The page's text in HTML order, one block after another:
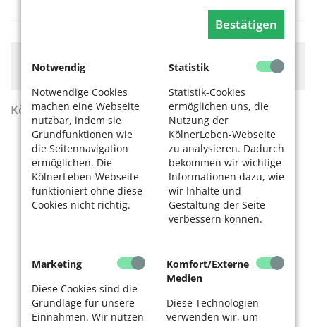
Bestätigen
Notwendig
Notwendige Cookies
machen eine Webseite
nutzbar, indem sie
Grundfunktionen wie
die Seitennavigation
ermöglichen. Die
KölnerLeben-Webseite
funktioniert ohne diese
Cookies nicht richtig.
Statistik
Statistik-Cookies
ermöglichen uns, die
Nutzung der
KölnerLeben-Webseite
zu analysieren. Dadurch
bekommen wir wichtige
Informationen dazu, wie
wir Inhalte und
Gestaltung der Seite
verbessern können.
Marketing
Diese Cookies sind die
Grundlage für unsere
Einnahmen. Wir nutzen
Komfort/Externe
Medien
Diese Technologien
verwenden wir, um
finanzieren. Bitte akzeptieren Sie dieCookie-Meldung.
KölnerLeben Sommer 2026